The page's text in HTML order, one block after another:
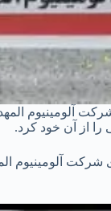
آلومینیوم